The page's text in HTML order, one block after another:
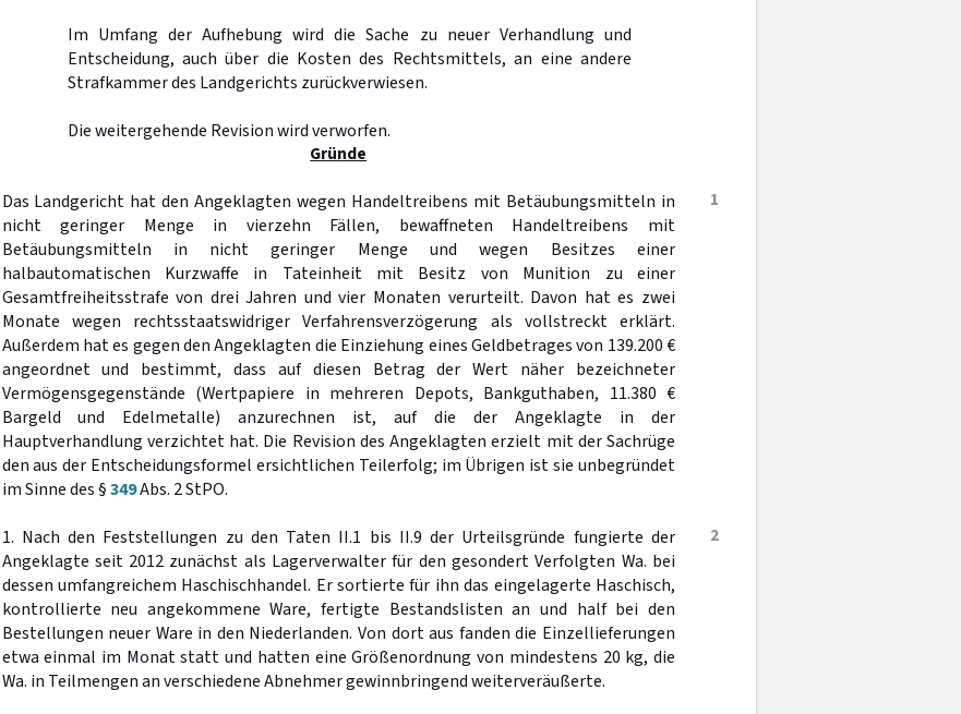
Im Umfang der Aufhebung wird die Sache zu neuer Verhandlung und
Entscheidung, auch über die Kosten des Rechtsmittels, an eine andere
Strafkammer des Landgerichts zurückverwiesen.
Die weitergehende Revision wird verworfen.
Gründe
1
Das Landgericht hat den Angeklagten wegen Handeltreibens mit Betäubungsmitteln in
nicht geringer Menge in vierzehn Fällen, bewaffneten Handeltreibens mit
Betäubungsmitteln in nicht geringer Menge und wegen Besitzes einer
halbautomatischen Kurzwaffe in Tateinheit mit Besitz von Munition zu einer
Gesamtfreiheitsstrafe von drei Jahren und vier Monaten verurteilt. Davon hat es zwei
Monate wegen rechtsstaatswidriger Verfahrensverzögerung als vollstreckt erklärt.
Außerdem hat es gegen den Angeklagten die Einziehung eines Geldbetrages von 139.200 €
angeordnet und bestimmt, dass auf diesen Betrag der Wert näher bezeichneter
Vermögensgegenstände (Wertpapiere in mehreren Depots, Bankguthaben, 11.380 €
Bargeld und Edelmetalle) anzurechnen ist, auf die der Angeklagte in der
Hauptverhandlung verzichtet hat. Die Revision des Angeklagten erzielt mit der Sachrüge
den aus der Entscheidungsformel ersichtlichen Teilerfolg; im Übrigen ist sie unbegründet
im Sinne des §349Abs. 2 StPO.
2
1. Nach den Feststellungen zu den Taten II.1 bis II.9 der Urteilsgründe fungierte der
Angeklagte seit 2012 zunächst als Lagerverwalter für den gesondert Verfolgten Wa. bei
dessen umfangreichem Haschischhandel. Er sortierte für ihn das eingelagerte Haschisch,
kontrollierte neu angekommene Ware, fertigte Bestandslisten an und half bei den
Bestellungen neuer Ware in den Niederlanden. Von dort aus fanden die Einzellieferungen
etwa einmal im Monat statt und hatten eine Größenordnung von mindestens 20 kg, die
Wa. in Teilmengen an verschiedene Abnehmer gewinnbringend weiterveräußerte.